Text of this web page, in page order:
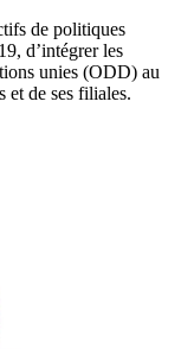
de politiques
d’intégrer les
unies (ODD) au
et de ses filiales.